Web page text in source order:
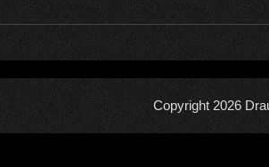
Copyright 2026